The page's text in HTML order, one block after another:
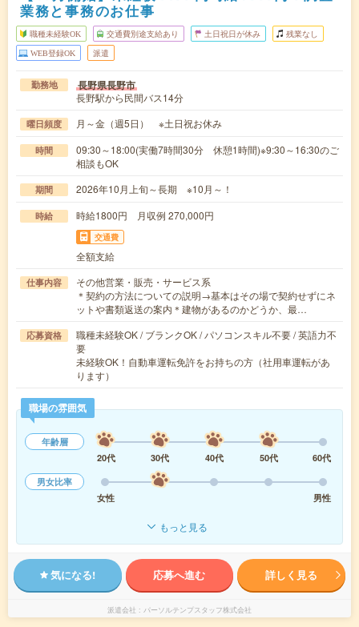
業務と事務のお仕事
職種未経験OK 交通費別途支給あり 土日祝日が休み 残業なし
WEB登録OK 派遣
勤務地 長野県長野市
長野駅から民間バス14分
曜日頻度 月～金（週5日） ※土日祝お休み
時間
09:30～18:00(実働7時間30分 休憩1時間)※9:30～16:30のご
相談もOK
期間 2026年10月上旬～長期 ※10月～！
時給 時給1800円 月収例 270,000円
交通費
全額支給
仕事内容
その他営業・販売・サービス系
＊契約の方法についての説明→基本はその場で契約せずにネ
ットや書類返送の案内＊建物があるのかどうか、最…
応募資格
職種未経験OK / ブランクOK / パソコンスキル不要 / 英語力不
要
未経験OK！自動車運転免許をお持ちの方（社用車運転があ
ります）
職場の雰囲気
年齢層
20代
30代 40代 50代
60代
男女比率
女性
男性
もっと見る
気になる! 応募へ進む 詳しく見る
派遣会社 パーソルテンプスタッフ株式会社